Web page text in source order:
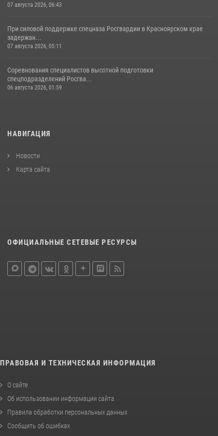
07 августа 2026, 06:43
При силовой поддержке спецназа Росгвардии в Красноярском крае
задержан...
07 августа 2026, 05:11
Соревнования специалистов высотной подготовки
спецподразделений Росгва...
06 августа 2026, 01:59
НАВИГАЦИЯ
Новости
Карта сайта
ОФИЦИАЛЬНЫЕ СЕТЕВЫЕ РЕСУРСЫ
ПРАВОВАЯ И ТЕХНИЧЕСКАЯ ИНФОРМАЦИЯ
О сайте
Об использовании информации сайта
Правила обработки персональных данных
Сообщить об ошибках